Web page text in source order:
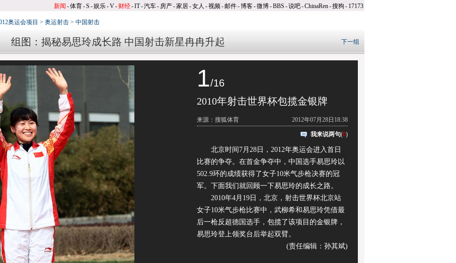
新闻 -体育-S -娱乐-V- 财经-IT-汽车- 房产-家居-女人 -视频-邮件-博客-微博-BBS -说吧-ChinaRen-搜狗 - 17173
奥运会项目 > 奥运射击 > 中国射击
组图：揭秘易思玲成长路 中国射击新星冉冉升起 下一组
1/16
2010年射击世界杯包揽金银牌
2012年07月28日18:38
来源：搜狐体育
我来说两句(0)
北京时间7月28日，2012年奥运会进入首日
比赛的争夺。在首金争夺中，中国选手易思玲以
502.9环的成绩获得了女子10米气步枪决赛的冠
军。下面我们就回顾一下易思玲的成长之路。
2010年4月19日，北京，射击世界杯北京站
女子10米气步枪比赛中，武柳希和易思玲凭借最
后一枪反超德国选手，包揽了该项目的金银牌，
易思玲登上领奖台后举起双臂。
(责任编辑：孙其斌)